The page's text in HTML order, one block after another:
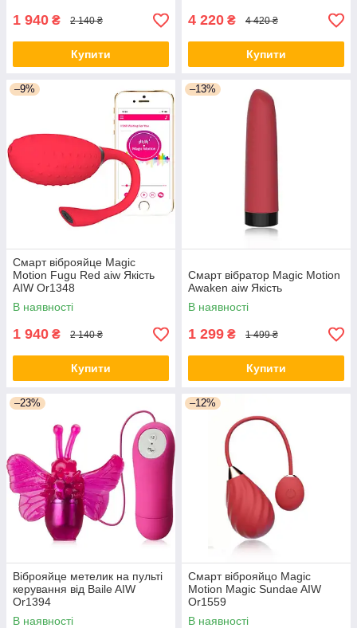
1 940 ₴ 2 140 ₴
Купити
4 220 ₴ 4 420 ₴
Купити
–9%
Смарт віброяйце Magic
Motion Fugu Red aiw Якість
AIW Or1348
В наявності
1 940 ₴ 2 140 ₴
Купити
–13%
Смарт вібратор Magic Motion
Awaken aiw Якість
В наявності
1 299 ₴ 1 499 ₴
Купити
–23%
Віброяйце метелик на пульті
керування від Baile AIW
Or1394
В наявності
–12%
Смарт віброяйцо Magic
Motion Magic Sundae AIW
Or1559
В наявності